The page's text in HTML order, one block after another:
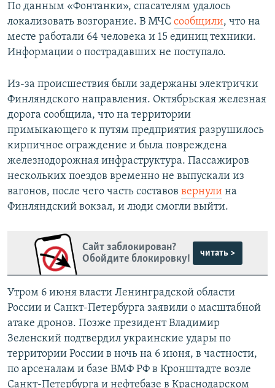
По данным «Фонтанки», спасателям удалось
локализовать возгорание. В МЧС сообщили, что на
месте работали 64 человека и 15 единиц техники.
Информации о пострадавших не поступало.
Из-за происшествия были задержаны электрички
Финляндского направления. Октябрьская железная
дорога сообщила, что на территории
примыкающего к путям предприятия разрушилось
кирпичное ограждение и была повреждена
железнодорожная инфраструктура. Пассажиров
нескольких поездов временно не выпускали из
вагонов, после чего часть составов вернули на
Финляндский вокзал, и люди смогли выйти.
Сайт заблокирован?
Обойдите блокировку!
читать >
Утром 6 июня власти Ленинградской области
России и Санкт-Петербурга заявили о масштабной
атаке дронов. Позже президент Владимир
Зеленский подтвердил украинские удары по
территории России в ночь на 6 июня, в частности,
по арсеналам и базе ВМФ РФ в Кронштадте возле
Санкт-Петербурга и нефтебазе в Краснодарском